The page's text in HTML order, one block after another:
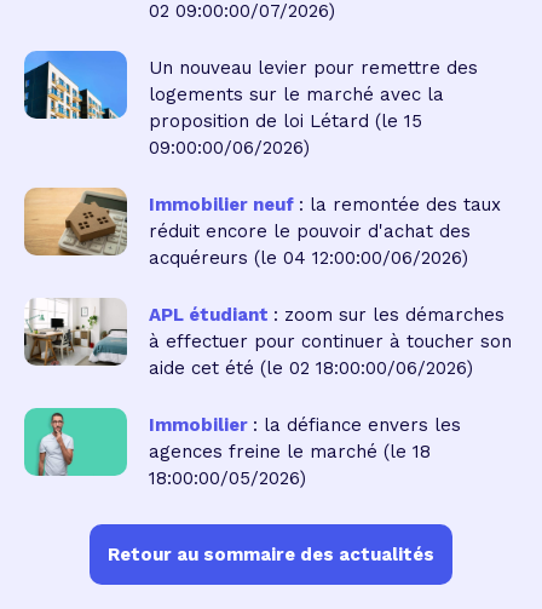
02 09:00:00/07/2026)
Un nouveau levier pour remettre des
logements sur le marché avec la
proposition de loi Létard (le 15
09:00:00/06/2026)
Immobilier neuf : la remontée des taux
réduit encore le pouvoir d'achat des
acquéreurs (le 04 12:00:00/06/2026)
APL étudiant : zoom sur les démarches
à effectuer pour continuer à toucher son
aide cet été (le 02 18:00:00/06/2026)
Immobilier : la défiance envers les
agences freine le marché (le 18
18:00:00/05/2026)
Retour au sommaire des actualités